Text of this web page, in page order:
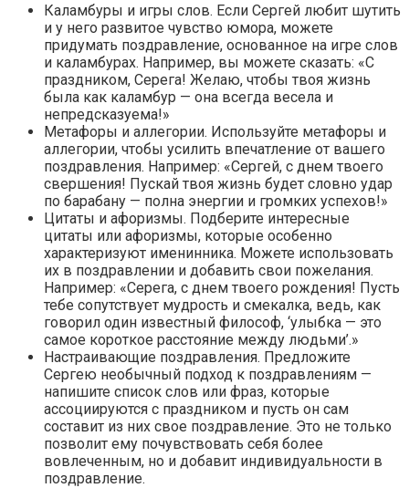
Каламбуры и игры слов. Если Сергей любит шутить
и у него развитое чувство юмора, можете
придумать поздравление, основанное на игре слов
и каламбурах. Например, вы можете сказать: «С
праздником, Серега! Желаю, чтобы твоя жизнь
была как каламбур — она всегда весела и
непредсказуема!»
Метафоры и аллегории. Используйте метафоры и
аллегории, чтобы усилить впечатление от вашего
поздравления. Например: «Сергей, с днем твоего
свершения! Пускай твоя жизнь будет словно удар
по барабану — полна энергии и громких успехов!»
Цитаты и афоризмы. Подберите интересные
цитаты или афоризмы, которые особенно
характеризуют именинника. Можете использовать
их в поздравлении и добавить свои пожелания.
Например: «Серега, с днем твоего рождения! Пусть
тебе сопутствует мудрость и смекалка, ведь, как
говорил один известный философ, ‘улыбка — это
самое короткое расстояние между людьми’.»
Настраивающие поздравления. Предложите
Сергею необычный подход к поздравлениям —
напишите список слов или фраз, которые
ассоциируются с праздником и пусть он сам
составит из них свое поздравление. Это не только
позволит ему почувствовать себя более
вовлеченным, но и добавит индивидуальности в
поздравление.